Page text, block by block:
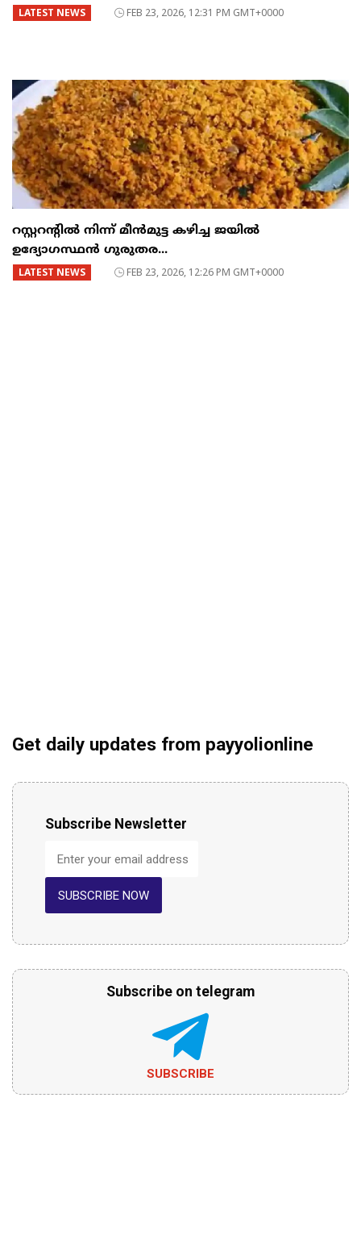
LATEST NEWS FEB 23, 2026, 12:31 PM GMT+0000
റസ്റ്ററന്റില്‍ നിന്ന് മീന്‍മുട്ട കഴിച്ച ജയില്‍
ഉദ്യോഗസ്ഥന്‍ ഗുരുതര...
LATEST NEWS FEB 23, 2026, 12:26 PM GMT+0000
Get daily updates from payyolionline
Subscribe Newsletter
SUBSCRIBE NOW
Subscribe on telegram
SUBSCRIBE